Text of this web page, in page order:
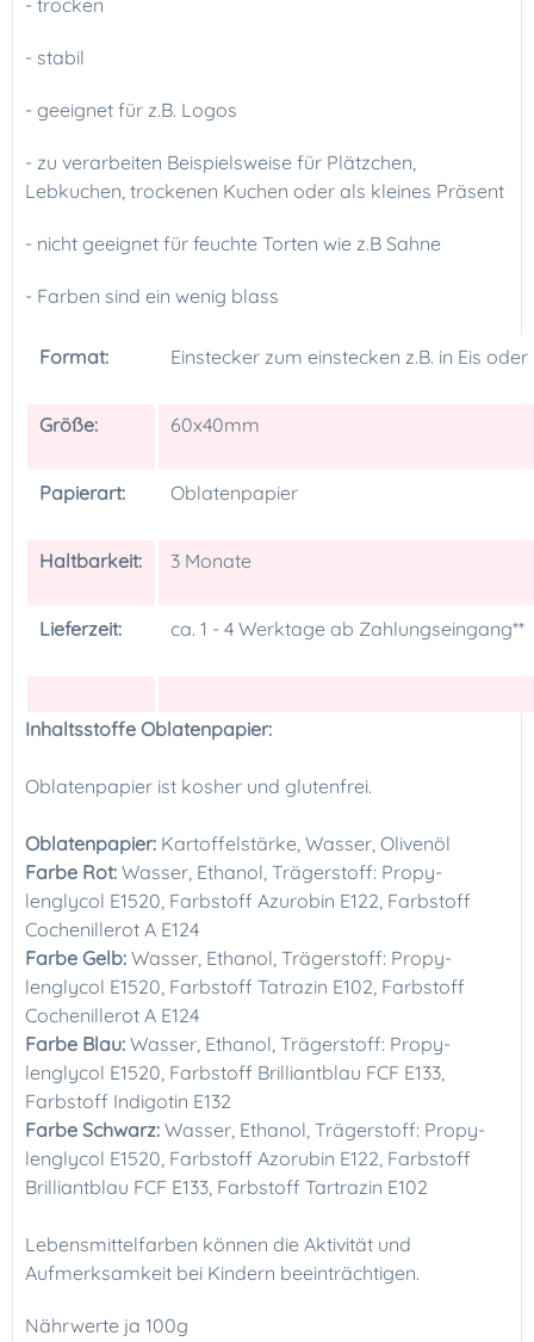
- trocken
- stabil
- geeignet für z.B. Logos
- zu verarbeiten Beispielsweise für Plätzchen,
Lebkuchen, trockenen Kuchen oder als kleines Präsent
- nicht geeignet für feuchte Torten wie z.B Sahne
- Farben sind ein wenig blass
Format: Einstecker zum einstecken z.B. in Eis
Größe: 60x40mm
Papierart: Oblatenpapier
Haltbarkeit: 3 Monate
Lieferzeit: ca. 1 - 4 Werktage ab Zahlungseingang**
Inhaltsstoffe Oblatenpapier:
Oblatenpapier ist kosher und glutenfrei.
Oblatenpapier: Kartoffelstärke, Wasser, Olivenöl
Farbe Rot: Wasser, Ethanol, Trägerstoff: Propy-
lenglycol E1520, Farbstoff Azurobin E122, Farbstoff
Cochenillerot A E124
Farbe Gelb: Wasser, Ethanol, Trägerstoff: Propy-
lenglycol E1520, Farbstoff Tatrazin E102, Farbstoff
Cochenillerot A E124
Farbe Blau: Wasser, Ethanol, Trägerstoff: Propy-
lenglycol E1520, Farbstoff Brilliantblau FCF E133,
Farbstoff Indigotin E132
Farbe Schwarz: Wasser, Ethanol, Trägerstoff: Propy-
lenglycol E1520, Farbstoff Azorubin E122, Farbstoff
Brilliantblau FCF E133, Farbstoff Tartrazin E102
Lebensmittelfarben können die Aktivität und
Aufmerksamkeit bei Kindern beeinträchtigen.
Nährwerte ja 100g